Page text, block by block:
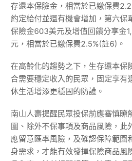
存還本保險金，相當於已繳保費
約定給付並還有機會增加，第六保
保險金603美元及增值回饋分享金
元，相當於已繳保費2.5%(註6)。
在高齡化的趨勢之下，生存還本保
合需要穩定收入的民眾，固定享有
休生活增添更穩固的防護。
南山人壽提醒民眾投保前應審慎瞭
圍、除外不保事項及商品風險，此
應留意匯率風險，及確認保障範圍
身需求，才能有效發揮保險商品風